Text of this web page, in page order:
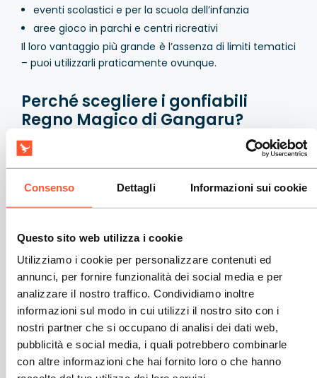
Consenso Dettagli Informazioni sui cookie
Questo sito web utilizza i cookie
Utilizziamo i cookie per personalizzare contenuti ed
annunci, per fornire funzionalità dei social media e per
analizzare il nostro traffico. Condividiamo inoltre
informazioni sul modo in cui utilizzi il nostro sito con i
nostri partner che si occupano di analisi dei dati web,
pubblicità e social media, i quali potrebbero combinarle
con altre informazioni che hai fornito loro o che hanno
eventi scolastici e per la scuola dell’infanzia
aree gioco in parchi e centri ricreativi
Il loro vantaggio più grande è l’assenza di limiti tematici
– puoi utilizzarli praticamente ovunque.
Perché scegliere i gonfiabili
Regno Magico di Gangaru?
I gonfiabili di questa categoria sono progettati
aspetto attraente, che funziona bene sia dal vivo sia
nei materiali promozionali. Sono soluzioni create per
offrire ai clienti attrazioni collaudate.
Domande frequenti (FAQ)
I gonfiabili Regno Magico sono adatti all’uso
in ambienti interni?
Sì, a condizione che l’altezza dell’ambiente sia